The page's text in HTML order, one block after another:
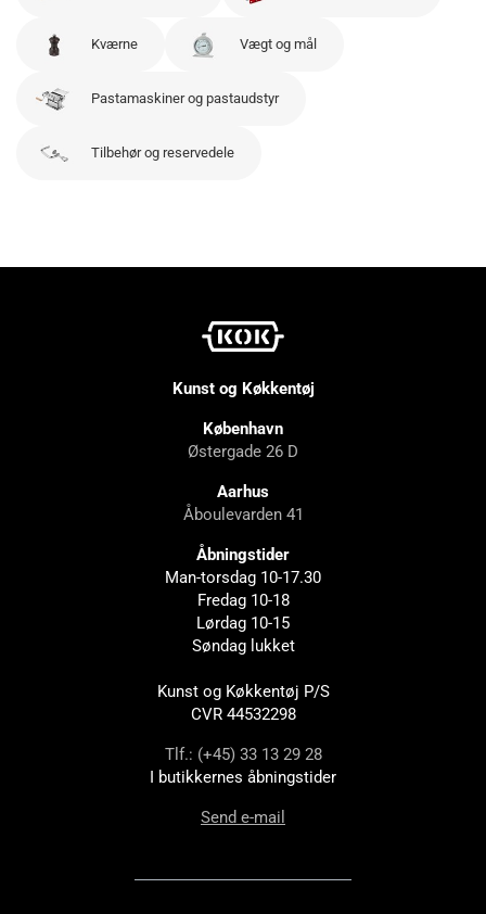
Kværne Vægt og mål
Pastamaskiner og pastaudstyr
Tilbehør og reservedele
Kunst og Køkkentøj
København
Østergade 26 D
Aarhus
Åboulevarden 41
Åbningstider
Man-torsdag 10-17.30
Fredag 10-18
Lørdag 10-15
Søndag lukket
Kunst og Køkkentøj P/S
CVR 44532298
Tlf.: (+45) 33 13 29 28
I butikkernes åbningstider
Send e-mail